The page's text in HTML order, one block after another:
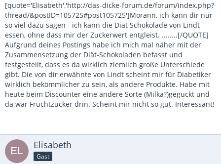
[quote='Elisabeth','http://das-dicke-forum.de/forum/index.php?
thread/&postID=105725#post105725']Morann, ich kann dir nur
so viel dazu sagen - ich kann die Diät Schokolade von Lindt
essen, ohne dass mir der Zuckerwert entgleist. ........[/QUOTE]
Aufgrund deines Postings habe ich mich mal näher mit der
Zusammensetzung der Diät-Schokoladen befasst und
festgestellt, dass es da wirklich ziemlich große Unterschiede
gibt. Die von dir erwähnte von Lindt scheint mir für Diabetiker
wirklich bekömmlicher zu sein, als andere Produkte. Habe mit
heute beim Discounter eine andere Sorte (Milka?)geguckt und
da war Fruchtzucker drin. Scheint mir nicht so gut. Interessant!
Elisabeth
Gast